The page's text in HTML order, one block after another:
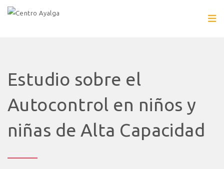
Estudio sobre el
Autocontrol en niños y
niñas de Alta Capacidad